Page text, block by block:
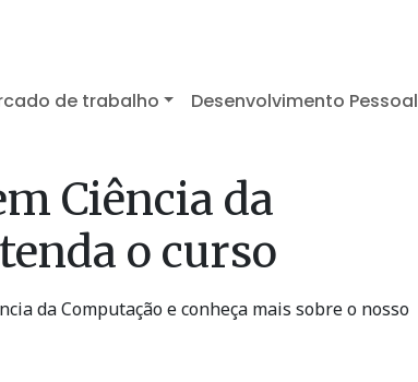
de trabalho Desenvolvimento Pessoal
Ciência da
o curso
da Computação e conheça mais sobre o nosso